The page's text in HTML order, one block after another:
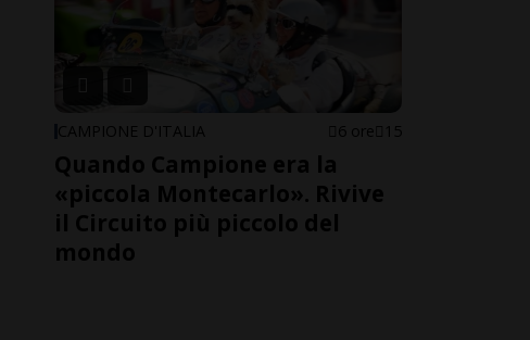
CAMPIONE D'ITALIA 6 ore 15
Quando Campione era la
«piccola Montecarlo». Rivive
il Circuito più piccolo del
mondo